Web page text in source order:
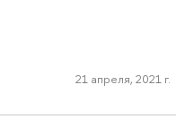
21 апреля, 2021 г.